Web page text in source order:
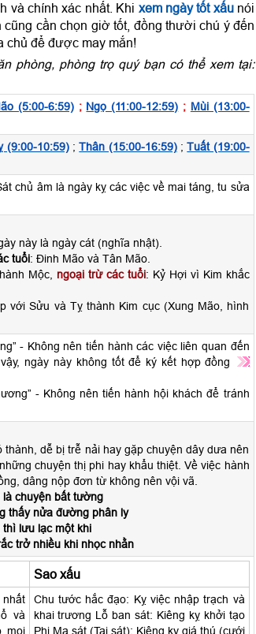
và chính xác nhất. Khi xem ngày tốt xấu nói
cần chọn giờ tốt, đồng thười chú ý đến
chủ để được may mắn!
phòng, phòng trọ quý bạn có thể xem tại:
(5:00-6:59); Ngọ (11:00-12:59) ; Mùi (13:00-
(9:00-10:59);Thân (15:00-16:59);Tuất (19:00-
chủ âm là ngày kỵ các việc về mai táng, tu sửa
này là ngày cát (nghĩa nhật).
tuổi: Đinh Mão và Tân Mão.
Mộc, ngoại trừ các tuổi: Kỷ Hợi vì Kim khắc
với Sửu và Tỵ thành Kim cục (Xung Mão, hình
- Không nên tiến hành các việc liên quan đến
ngày này không tốt để ký kết hợp đồng
- Không nên tiến hành hội khách để tránh
dễ bị trễ nải hay gặp chuyện dây dưa nên
chuyện thị phi hay khẩu thiệt. Về việc hành
dâng nộp đơn từ không nên vội vã.
là chuyện bất tường
thấy nửa đường phân ly
thì lưu lạc một khi
trở nhiều khi nhọc nhằn
Sao xấu
nhất
và
mọi
Chu tước hắc đạo: Kỵ việc nhập trạch và
khai trương Lỗ ban sát: Kiêng kỵ khởi tạo
Phi Ma sát (Tai sát): Kiêng kỵ giá thú (cưới